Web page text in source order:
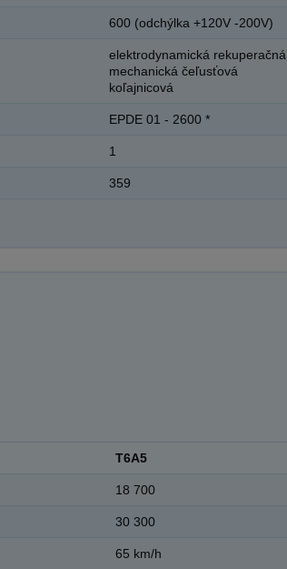
600 (odchýlka +120V -200V)
elektrodynamická rekuperačná
mechanická čeľusťová
koľajnicová
EPDE 01 - 2600 *
1
359
T6A5
18 700
30 300
65 km/h